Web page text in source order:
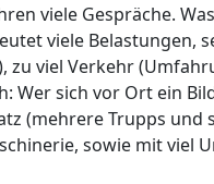
viele Gespräche.
viele Belastungen,
viel Verkehr
Wer sich vor Ort ein
(mehrere Trupps und
sowie mit viel